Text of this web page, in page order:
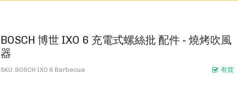
BOSCH 博世 IXO 6 充電式螺絲批 配件 - 燒烤吹風
器
有貨
SKU BOSCH IXO 6 Barbecue